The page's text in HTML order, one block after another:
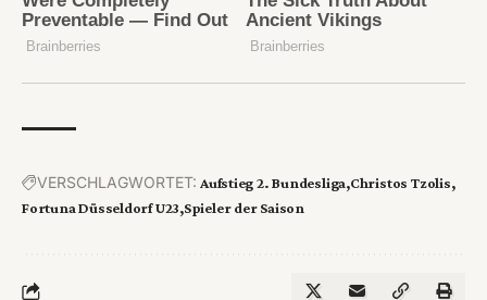
VERSCHLAGWORTET: Aufstieg 2. Bundesliga Christos Tzolis
Fortuna Düsseldorf U23 Spieler der Saison